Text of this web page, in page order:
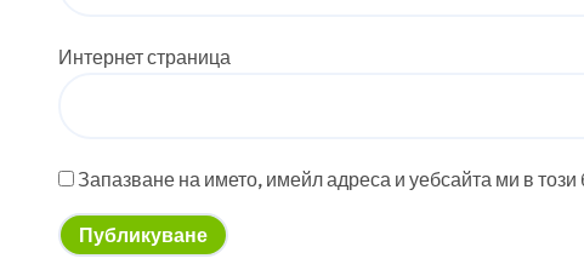
Интернет страница
Запазване на името, имейл адреса и уебсайта ми в